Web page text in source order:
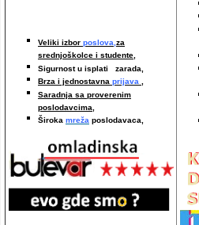
Veliki izbor poslova,za
srednjoškolce i studente,
Sigurnost u isplati zarada,
Brza i jednostavna prijava ,
Saradnja sa proverenim
poslodavcima,
Široka mreža poslodavaca,